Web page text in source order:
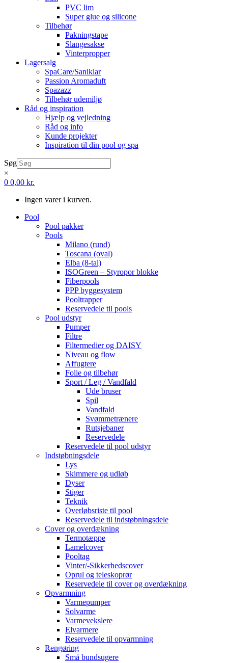
PVC lim
Super glue og silicone
Tilbehør
Pakningstape
Slangesakse
Vinterpropper
Lagersalg
SpaCare/Saniklar
Passion Aromaduft
Spazazz
Tilbehør udemiljø
Råd og inspiration
Hjælp og vejledning
Råd og info
Kunde projekter
Inspiration til din pool og spa
Søg
×
0 0,00 kr.
Ingen varer i kurven.
Pool
Pool pakker
Pools
Milano (rund)
Toscana (oval)
Elba (8-tal)
ISOGreen – Styropor blokke
Fiberpools
PPP byggesystem
Pooltrapper
Reservedele til pools
Pool udstyr
Pumper
Filtre
Filtermedier og DAISY
Niveau og flow
Affugtere
Folie og tilbehør
Sport / Leg / Vandfald
Ude bruser
Spil
Vandfald
Svømmetrænere
Rutsjebaner
Reservedele
Reservedele til pool udstyr
Indstøbningsdele
Lys
Skimmere og udløb
Dyser
Stiger
Teknik
Overløbsriste til pool
Reservedele til indstøbningsdele
Cover og overdækning
Termotæppe
Lamelcover
Pooltag
Vinter/-Sikkerhedscover
Oprul og teleskoprør
Reservedele til cover og overdækning
Opvarmning
Varmepumper
Solvarme
Varmevekslere
Elvarmere
Reservedele til opvarmning
Rengøring
Små bundsugere